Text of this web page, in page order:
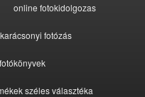
online fotokidolgozas
fotózás
széles választéka